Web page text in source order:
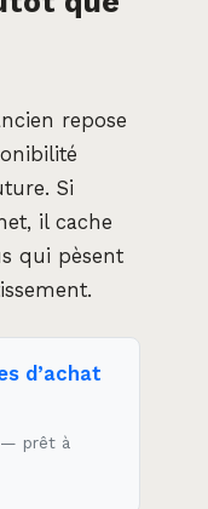
repose
Si
il cache
qui pèsent
d’achat
— prêt à